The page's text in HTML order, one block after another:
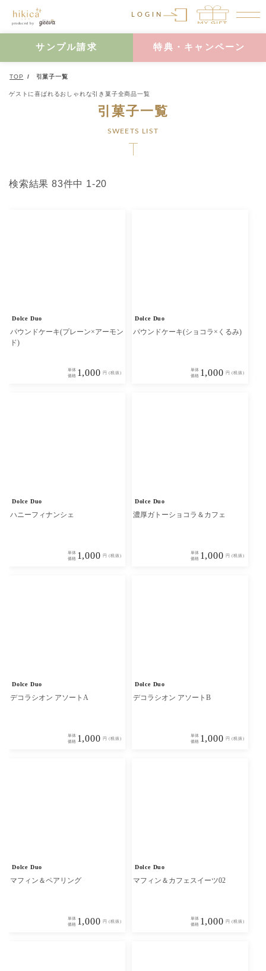
LOGIN
サンプル請求 特典・キャンペーン
TOP 引菓子一覧
ゲストに喜ばれるおしゃれな引き菓子全商品一覧
引菓子一覧
SWEETS LIST
検索結果 83件中 1-20
Dolce Duo
パウンドケーキ(プレーン×アーモン
ド)
単体
価格 1,000 円 (税抜)
Dolce Duo
パウンドケーキ(ショコラ×くるみ)
単体
価格 1,000 円 (税抜)
Dolce Duo
ハニーフィナンシェ
単体
価格 1,000 円 (税抜)
Dolce Duo
濃厚ガトーショコラ＆カフェ
単体
価格 1,000 円 (税抜)
Dolce Duo
デコラシオン アソートA
単体
価格 1,000 円 (税抜)
Dolce Duo
デコラシオン アソートB
単体
価格 1,000 円 (税抜)
Dolce Duo
マフィン＆ペアリング
単体
価格 1,000 円 (税抜)
Dolce Duo
マフィン＆カフェスイーツ02
単体
価格 1,000 円 (税抜)